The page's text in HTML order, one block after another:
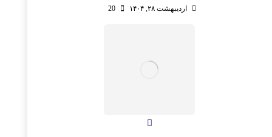
اردیبهشت ۲۸, ۱۴۰۴ 20